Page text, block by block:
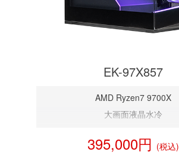
EK-97X857
AMD Ryzen7 9700X
大画面液晶水冷
RTX 5070 12GB
395,000円 (税込)